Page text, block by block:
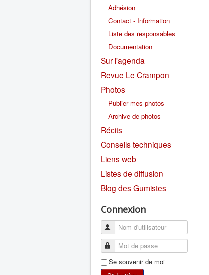
Adhésion
Contact - Information
Liste des responsables
Documentation
Sur l'agenda
Revue Le Crampon
Photos
Publier mes photos
Archive de photos
Récits
Conseils techniques
Liens web
Listes de diffusion
Blog des Gumistes
Connexion
Se souvenir de moi